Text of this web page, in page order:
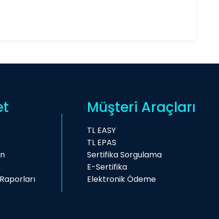
Müşteri Araçları
TL EASY
TL EPAS
Sertifika Sorgulama
E-Sertifika
Elektronik Ödeme